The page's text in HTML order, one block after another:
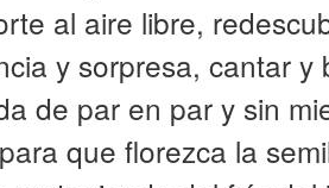
al aire libre,
y sorpresa, cantar y
de par en par y sin
que florezca la